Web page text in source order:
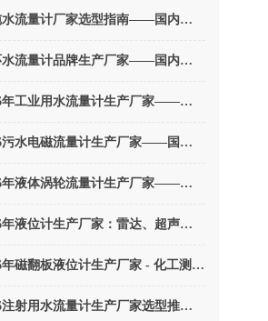
超纯水流量计厂家选型指南——国内知名厂家深度对比
循环水流量计品牌生产厂家——国内外十大品牌选型
2026年工业用水流量计生产厂家——行业领先的厂家有哪些？
2026污水电磁流量计生产厂家——国内高质量生产厂家怎么选？
2026年液体涡轮流量计生产厂家——国内五大知名厂家实力产品对比！
2026年液位计生产厂家：雷达、超声波、投入式怎么选？
2026年磁翻板液位计生产厂家 - 化工测量河流沟渠测量哪家好？
2026注射用水流量计生产厂家选型推荐——国产与进口品牌评测对比